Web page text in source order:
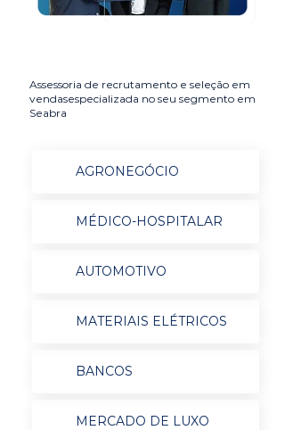
Assessoria de recrutamento e seleção em
vendasespecializada no seu segmento em
Seabra
AGRONEGÓCIO
MÉDICO-HOSPITALAR
AUTOMOTIVO
MATERIAIS ELÉTRICOS
BANCOS
MERCADO DE LUXO